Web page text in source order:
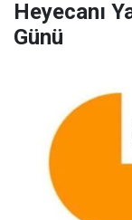
Heyecanı
Günü